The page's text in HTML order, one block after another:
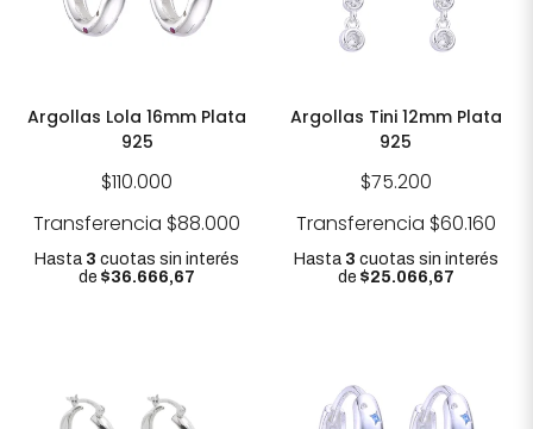
Argollas Lola 16mm Plata
925
$110.000
Transferencia $88.000
Hasta 3 cuotas sin interés
de$36.666,67
Argollas Tini 12mm Plata
925
$75.200
Transferencia $60.160
Hasta 3 cuotas sin interés
de $25.066,67